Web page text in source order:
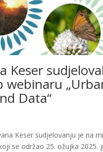
Keser
webinaru
Data“
Keser sudjelovanju je na
se održao 25. ožujka